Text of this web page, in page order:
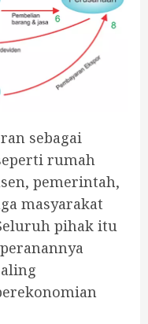
sebagai
rumah
pemerintah,
masyarakat
pihak itu